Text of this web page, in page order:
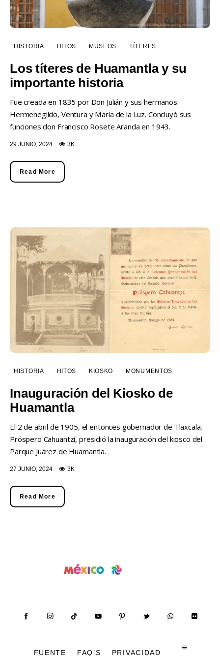
HISTORIA HITOS MUSEOS TÍTERES
Los títeres de Huamantla y su
importante historia
Fue creada en 1835 por Don Julián y sus hermanos:
Hermenegildo, Ventura y María de la Luz. Concluyó sus
funciones don Francisco Rosete Aranda en 1943.
29 JUNIO, 2024 3K
Read More
HISTORIA HITOS KIOSKO MONUMENTOS
Inauguración del Kiosko de
Huamantla
El 2 de abril de 1905, el entonces gobernador de Tlaxcala,
Próspero Cahuantzí, presidió la inauguración del kiosco del
Parque Juárez de Huamantla.
27 JUNIO, 2024 3K
Read More
FUENTE FAQ’S PRIVACIDAD